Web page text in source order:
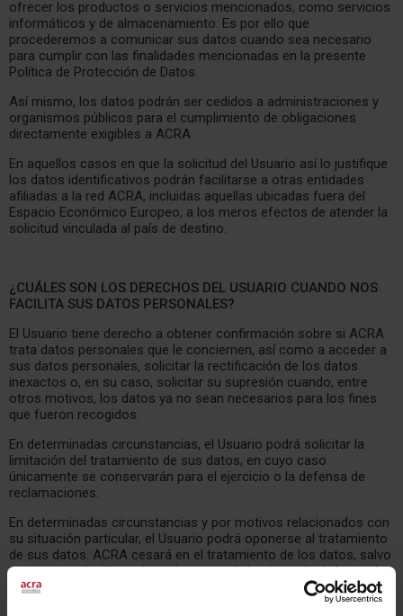
ofrecer los productos o servicios mencionados, como servicios
informáticos y de almacenamiento. Es por ello que
procederemos a comunicar sus datos cuando sea necesario
para cumplir con las finalidades mencionadas en la presente
Política de Protección de Datos.
Así mismo, los datos podrán ser cedidos a administraciones y
organismos públicos para el cumplimiento de obligaciones
directamente exigibles a ACRA
En aquellos casos en que la solicitud del Usuario así lo justifique
los datos identificativos podrán facilitarse a otras entidades
afiliadas a la red ACRA, incluidas aquellas ubicadas fuera del
Espacio Económico Europeo, a los meros efectos de atender la
solicitud vinculada al país de destino.
¿CUÁLES SON LOS DERECHOS DEL USUARIO CUANDO NOS
FACILITA SUS DATOS PERSONALES?
El Usuario tiene derecho a obtener confirmación sobre si ACRA
trata datos personales que le conciernen, así como a acceder a
sus datos personales, solicitar la rectificación de los datos
inexactos o, en su caso, solicitar su supresión cuando, entre
otros motivos, los datos ya no sean necesarios para los fines
que fueron recogidos.
En determinadas circunstancias, el Usuario podrá solicitar la
limitación del tratamiento de sus datos, en cuyo caso
únicamente se conservarán para el ejercicio o la defensa de
reclamaciones.
En determinadas circunstancias y por motivos relacionados con
su situación particular, el Usuario podrá oponerse al tratamiento
de sus datos. ACRA cesará en el tratamiento de los datos, salvo
por motivos legítimos imperiosos, o el ejercicio o la defensa de
posibles reclamaciones.